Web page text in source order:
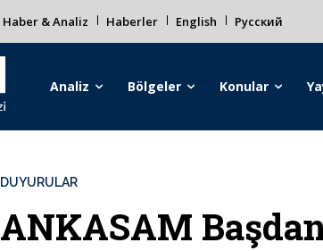
Haber & Analiz Haberler English Русский
Analiz Bölgeler Konular
DUYURULAR
ANKASAM